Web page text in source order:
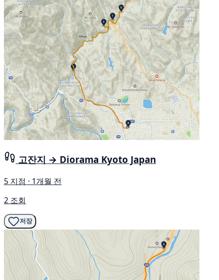
고잔지 → Diorama Kyoto Japan
5 지점 · 1개월 전
2 조회
저장